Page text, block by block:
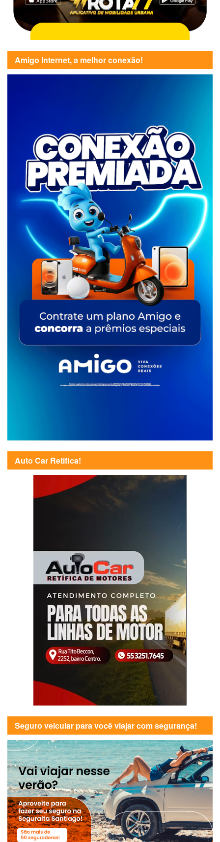
Amigo Internet, a melhor conexão!
Auto Car Retifica!
Seguro veicular para você viajar com segurança!